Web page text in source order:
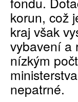
korun, což
kraj však
vybavení a
nízkým
nepatrné.